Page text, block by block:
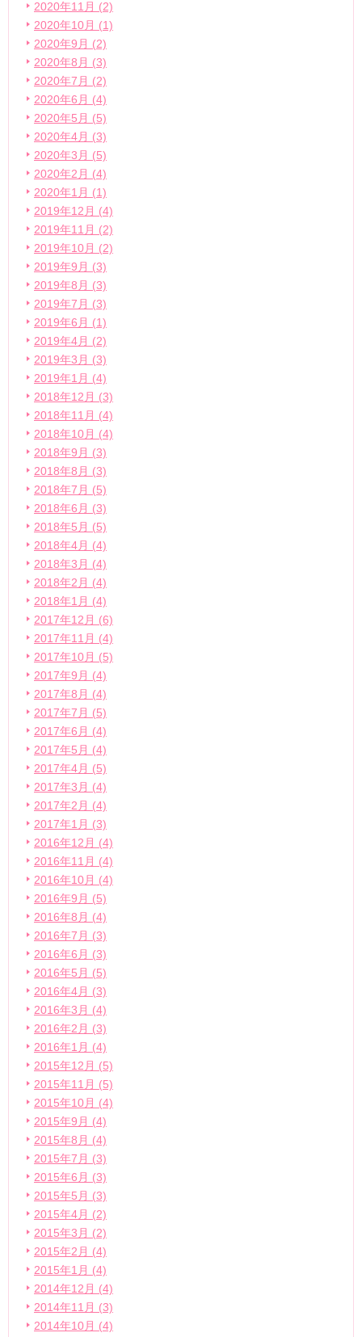
2020年11月 (2)
2020年10月 (1)
2020年9月 (2)
2020年8月 (3)
2020年7月 (2)
2020年6月 (4)
2020年5月 (5)
2020年4月 (3)
2020年3月 (5)
2020年2月 (4)
2020年1月 (1)
2019年12月 (4)
2019年11月 (2)
2019年10月 (2)
2019年9月 (3)
2019年8月 (3)
2019年7月 (3)
2019年6月 (1)
2019年4月 (2)
2019年3月 (3)
2019年1月 (4)
2018年12月 (3)
2018年11月 (4)
2018年10月 (4)
2018年9月 (3)
2018年8月 (3)
2018年7月 (5)
2018年6月 (3)
2018年5月 (5)
2018年4月 (4)
2018年3月 (4)
2018年2月 (4)
2018年1月 (4)
2017年12月 (6)
2017年11月 (4)
2017年10月 (5)
2017年9月 (4)
2017年8月 (4)
2017年7月 (5)
2017年6月 (4)
2017年5月 (4)
2017年4月 (5)
2017年3月 (4)
2017年2月 (4)
2017年1月 (3)
2016年12月 (4)
2016年11月 (4)
2016年10月 (4)
2016年9月 (5)
2016年8月 (4)
2016年7月 (3)
2016年6月 (3)
2016年5月 (5)
2016年4月 (3)
2016年3月 (4)
2016年2月 (3)
2016年1月 (4)
2015年12月 (5)
2015年11月 (5)
2015年10月 (4)
2015年9月 (4)
2015年8月 (4)
2015年7月 (3)
2015年6月 (3)
2015年5月 (3)
2015年4月 (2)
2015年3月 (2)
2015年2月 (4)
2015年1月 (4)
2014年12月 (4)
2014年11月 (3)
2014年10月 (4)